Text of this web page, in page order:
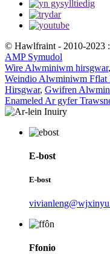
© Hawlfraint - 2010-2023
AMP Symudol
Wire Alwminiwm hirsgwar,
Weindio Alwminiwm Fflat
Hirsgwar, Gwifren
Enameled Ar gyfer
E-bost
E-bost
Ffonio